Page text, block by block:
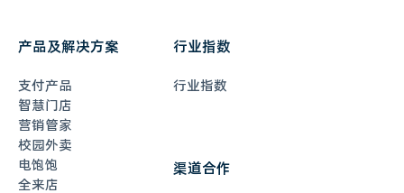
产品及解决方案
支付产品
智慧门店
营销管家
校园外卖
电饱饱
全来店
行业指数
行业指数
渠道合作